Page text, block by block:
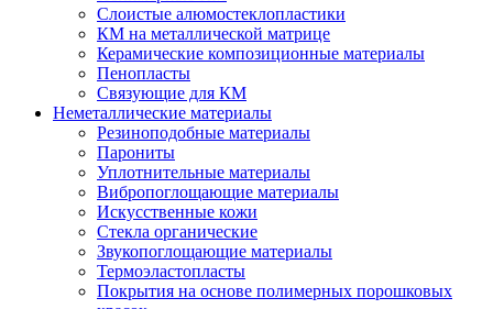
Слоистые алюмостеклопластики
КМ на металлической матрице
Керамические композиционные материалы
Пенопласты
Связующие для КМ
Неметаллические материалы
Резиноподобные материалы
Парониты
Уплотнительные материалы
Вибропоглощающие материалы
Искусственные кожи
Стекла органические
Звукопоглощающие материалы
Термоэластопласты
Покрытия на основе полимерных порошковых